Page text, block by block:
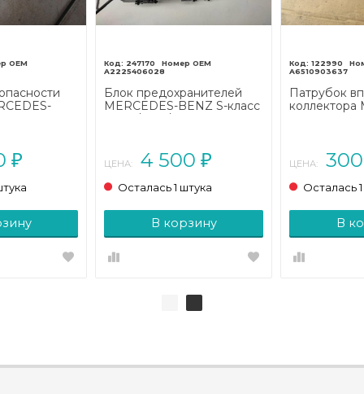
₽
247170
A2225406028
Блок предохранителей
MERCEDES-BENZ S-класс
W222/C217/A217
ЦЕНА: 4 500 ₽
Осталась 1 штука
В корзину
122990
A6510903637
Патрубок
коллектора
ЦЕНА:
Осталась
В